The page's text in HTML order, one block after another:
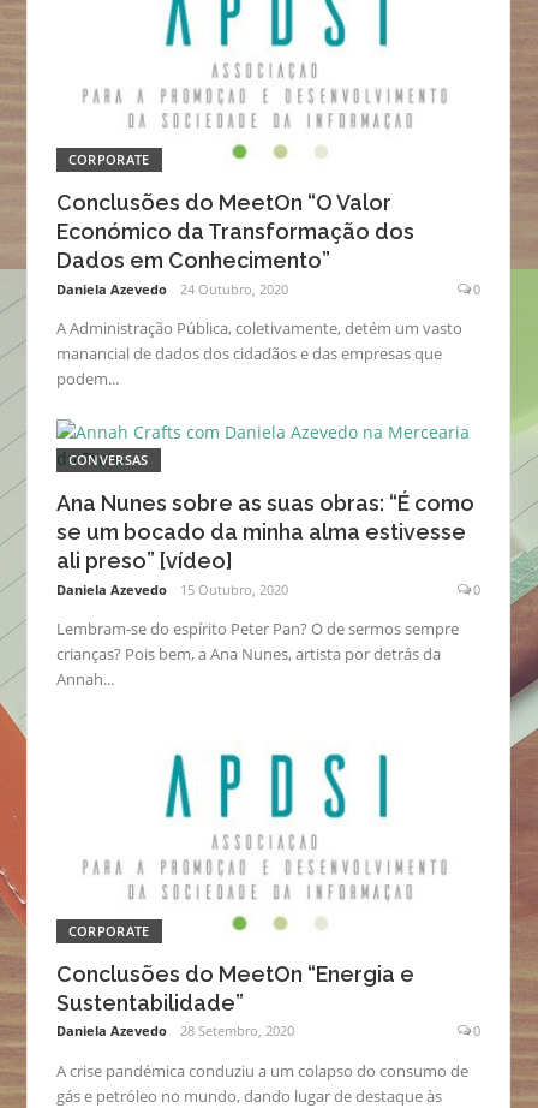
CORPORATE
Conclusões do MeetOn “O Valor
Económico da Transformação dos
Dados em Conhecimento”
Daniela Azevedo 24 Outubro, 2020 0
A Administração Pública, coletivamente, detém um vasto
manancial de dados dos cidadãos e das empresas que
podem...
CONVERSAS
Ana Nunes sobre as suas obras: “É como
se um bocado da minha alma estivesse
ali preso” [vídeo]
Daniela Azevedo 15 Outubro, 2020 0
Lembram-se do espírito Peter Pan? O de sermos sempre
crianças? Pois bem, a Ana Nunes, artista por detrás da
Annah...
CORPORATE
Conclusões do MeetOn “Energia e
Sustentabilidade”
Daniela Azevedo 28 Setembro, 2020 0
A crise pandémica conduziu a um colapso do consumo de
gás e petróleo no mundo, dando lugar de destaque às